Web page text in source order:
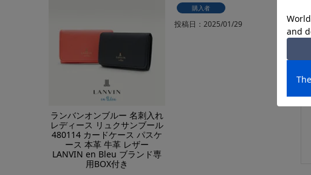
ランバンオンブルー 名刺入れ
レディース リュクサンブール
480114 カードケース パスケ
ース 本革 牛革 レザー
LANVIN en Bleu ブランド専
用BOX付き
購入者
投稿日 2025/01/29